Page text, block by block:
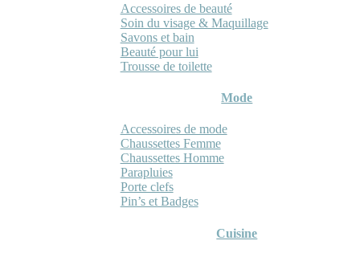
Accessoires de beauté
Soin du visage & Maquillage
Savons et bain
Beauté pour lui
Trousse de toilette
Mode
Accessoires de mode
Chaussettes Femme
Chaussettes Homme
Parapluies
Porte clefs
Pin’s et Badges
Cuisine